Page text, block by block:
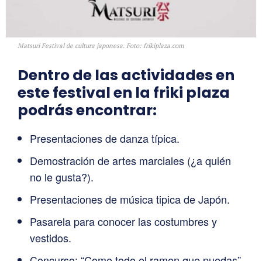
Matsuri Festival de cultura japonesa. Foto: frikiplaza.com
Dentro de las actividades en
este festival en la friki plaza
podrás encontrar:
Presentaciones de danza típica.
Demostración de artes marciales (¿a quién
no le gusta?).
Presentaciones de música tipica de Japón.
Pasarela para conocer las costumbres y
vestidos.